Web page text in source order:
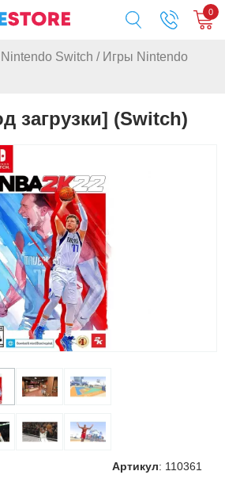
0
Nintendo Switch / Игры Nintendo
загрузки] (Switch)
Артикул: 110361